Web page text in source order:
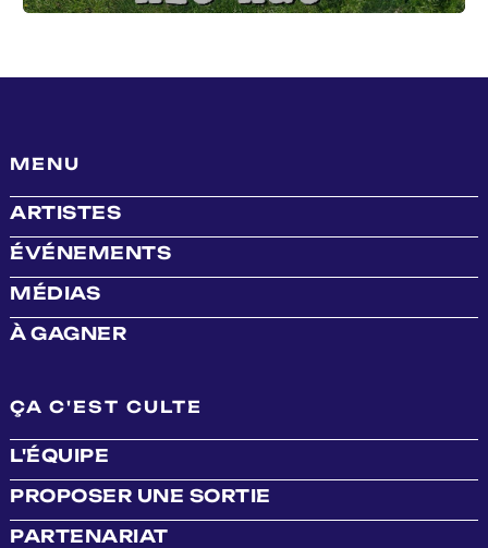
MENU
ARTISTES
ÉVÉNEMENTS
MÉDIAS
À GAGNER
ÇA C'EST CULTE
L'ÉQUIPE
PROPOSER UNE SORTIE
PARTENARIAT